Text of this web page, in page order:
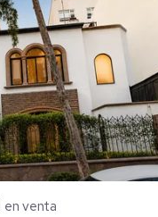
en venta